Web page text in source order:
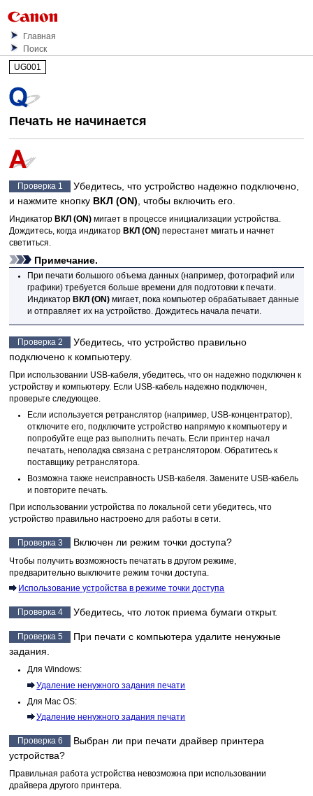
Главная
Поиск
UG001
Печать не начинается
Проверка 1 Убедитесь, чтоустройство надежно подключено,
и нажмите кнопку ВКЛ (ON) , чтобы включить его.
Индикатор ВКЛ (ON) мигает в процессе инициализацииустройства
Дождитесь, когда индикатор ВКЛ (ON) перестанет мигать и начнет
светиться.
Примечание.
При печати большого объема данных (например, фотографий или
графики) требуется больше времени для подготовки к печати.
Индикатор ВКЛ (ON) мигает, пока компьютер обрабатывает данные
и отправляет их наустройство Дождитесь начала печати.
Проверка 2 Убедитесь, чтоустройство правильно
подключено к компьютеру.
При использовании USB-кабеля, убедитесь, что он надежно подключен к
устройству и компьютеру. Если USB-кабель надежно подключен,
проверьте следующее.
Если используется ретранслятор (например, USB-концентратор),
отключите его, подключитеустройство напрямую к компьютеру и
попробуйте еще раз выполнить печать.
Если принтер начал
печатать, неполадка связана с ретранслятором. Обратитесь к
поставщику ретранслятора.
Возможна также неисправность USB-кабеля. Замените USB-кабель
и повторите печать.
При использованииустройства по локальной сети убедитесь, что
устройство правильно настроено для работы в сети.
Проверка 3 Включен ли режим точки доступа?
Чтобы получить возможность печатать в другом режиме,
предварительно выключите режим точки доступа.
Использование устройства в режиме точки доступа
Проверка 4 Убедитесь, что лоток приема бумаги открыт.
Проверка 5
При печати с компьютера удалите ненужные
задания.
ДляWindows:
Удаление ненужного задания печати
Для Mac OS:
Удаление ненужного задания печати
Проверка 6
Выбран ли при печати драйвер принтера
устройства?
Правильная работаустройства невозможна при использовании
драйвера другогопринтера